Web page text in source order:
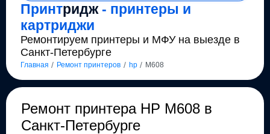
Принтридж- принтеры и
картриджи
Ремонтируем принтеры и МФУ на выезде в
Санкт-Петербурге
Главная / Ремонт принтеров / hp / M608
Ремонт принтера HP M608 в
Санкт-Петербурге